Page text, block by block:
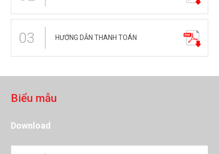
03 HƯỚNG DẪN THANH TOÁN
Biểu mẫu
Download